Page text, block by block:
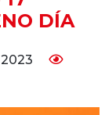
DÍA